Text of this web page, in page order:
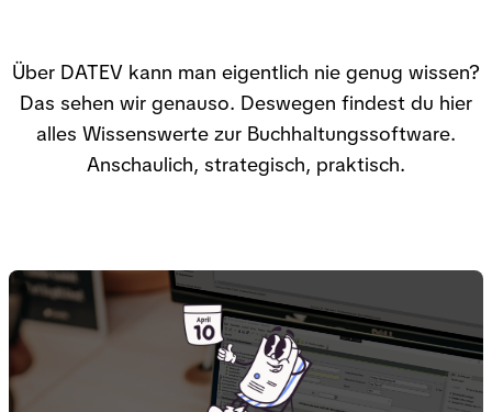
Über DATEV kann man eigentlich nie genug wissen?
Das sehen wir genauso. Deswegen findest du hier
alles Wissenswerte zur Buchhaltungssoftware.
Anschaulich, strategisch, praktisch.